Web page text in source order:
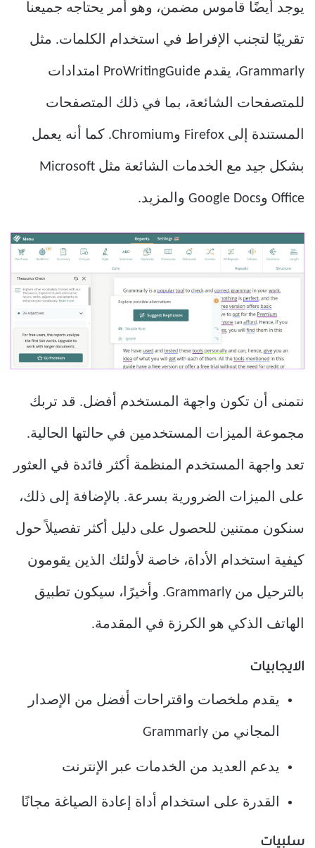
يوجد أيضًا قاموس مضمن، وهو أمر يحتاجه جميعنا
تقريبًا لتجنب الإفراط في استخدام الكلمات. مثل
Grammarly، يقدم ProWritingGuide امتدادات
للمتصفحات الشائعة، بما في ذلك المتصفحات
المستندة إلى Firefox وChromium. كما أنه يعمل
بشكل جيد مع الخدمات الشائعة مثل Microsoft
Office وGoogle Docs والمزيد.
نتمنى أن تكون واجهة المستخدم أفضل. قد تربك
مجموعة الميزات المستخدمين في حالتها الحالية.
تعد واجهة المستخدم المنظمة أكثر فائدة في العثور
على الميزات الضرورية بسرعة. بالإضافة إلى ذلك،
سنكون ممتنين للحصول على دليل أكثر تفصيلاً حول
كيفية استخدام الأداة، خاصة لأولئك الذين يقومون
بالترحيل من Grammarly. وأخيرًا، سيكون تطبيق
الهاتف الذكي هو الكرزة في المقدمة.
الايجابيات
يقدم ملخصات واقتراحات أفضل من الإصدار
المجاني من Grammarly
يدعم العديد من الخدمات عبر الإنترنت
القدرة على استخدام أداة إعادة الصياغة مجانًا
سلبيات